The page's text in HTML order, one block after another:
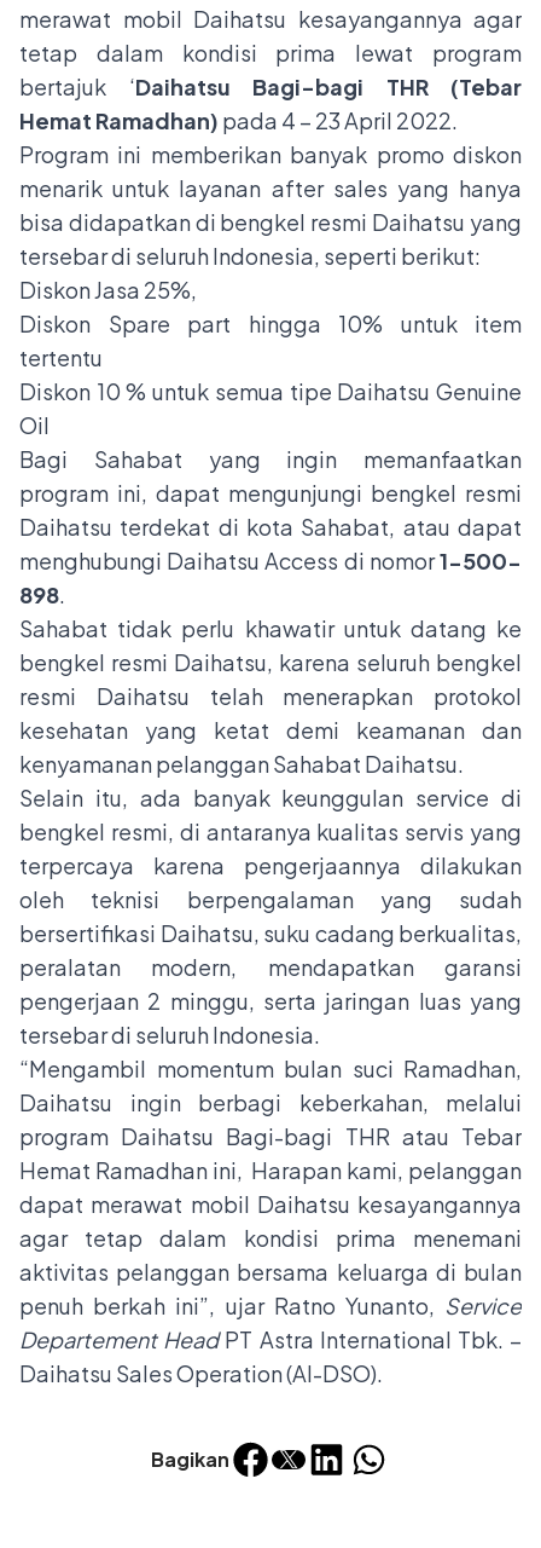
Bagikan
merawat mobil Daihatsu kesayangannya agar
tetap dalam kondisi prima lewat program
bertajuk ‘Daihatsu Bagi-bagi THR (Tebar
Hemat Ramadhan) pada 4 – 23 April 2022.
Program ini memberikan banyak promo diskon
menarik untuk layanan after sales yang hanya
bisa didapatkan di bengkel resmi Daihatsu yang
tersebar di seluruh Indonesia, seperti berikut:
Diskon Jasa 25%,
Diskon Spare part hingga 10% untuk item
tertentu
Diskon 10 % untuk semua tipe Daihatsu Genuine
Oil
Bagi Sahabat yang ingin memanfaatkan
program ini, dapat mengunjungi bengkel resmi
Daihatsu terdekat di kota Sahabat, atau dapat
menghubungi Daihatsu Access di nomor1-500-
898.
Sahabat tidak perlu khawatir untuk datang ke
bengkel resmi Daihatsu, karena seluruh bengkel
resmi Daihatsu telah menerapkan protokol
kesehatan yang ketat demi keamanan dan
kenyamanan pelanggan Sahabat Daihatsu.
Selain itu, ada banyak keunggulan service di
bengkel resmi, di antaranya kualitas servis yang
terpercaya karena pengerjaannya dilakukan
oleh teknisi berpengalaman yang sudah
bersertifikasi Daihatsu, suku cadang berkualitas,
peralatan modern, mendapatkan garansi
pengerjaan 2 minggu, serta jaringan luas yang
tersebar di seluruh Indonesia.
“Mengambil momentum bulan suci Ramadhan,
Daihatsu ingin berbagi keberkahan, melalui
program Daihatsu Bagi-bagi THR atau Tebar
Hemat Ramadhan ini, Harapan kami, pelanggan
dapat merawat mobil Daihatsu kesayangannya
agar tetap dalam kondisi prima menemani
aktivitas pelanggan bersama keluarga di bulan
penuh berkah ini”, ujar Ratno Yunanto, Service
Departement HeadPT Astra International Tbk. –
Daihatsu Sales Operation (AI-DSO).